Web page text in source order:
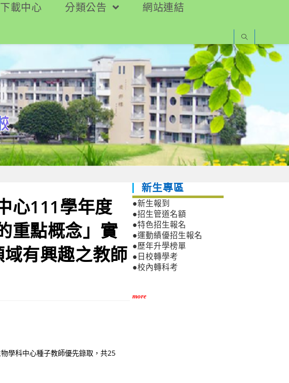
下載中心 分類公告
網站連結
心111學年度
重點概念」實
有興趣之教師
學科中心種子教師優先錄取，共25
新生專區
●新生報到
●招生管道名額
●特色招生報名
●運動績優招生報名
●歷年升學榜單
●日校轉學考
●校內轉科考
more